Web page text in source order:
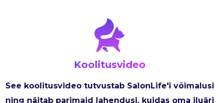
Koolitusvideo
See koolitusvideo tutvustab SalonLife'i võimalusi
ning näitab parimaid lahendusi, kuidas oma iluäri